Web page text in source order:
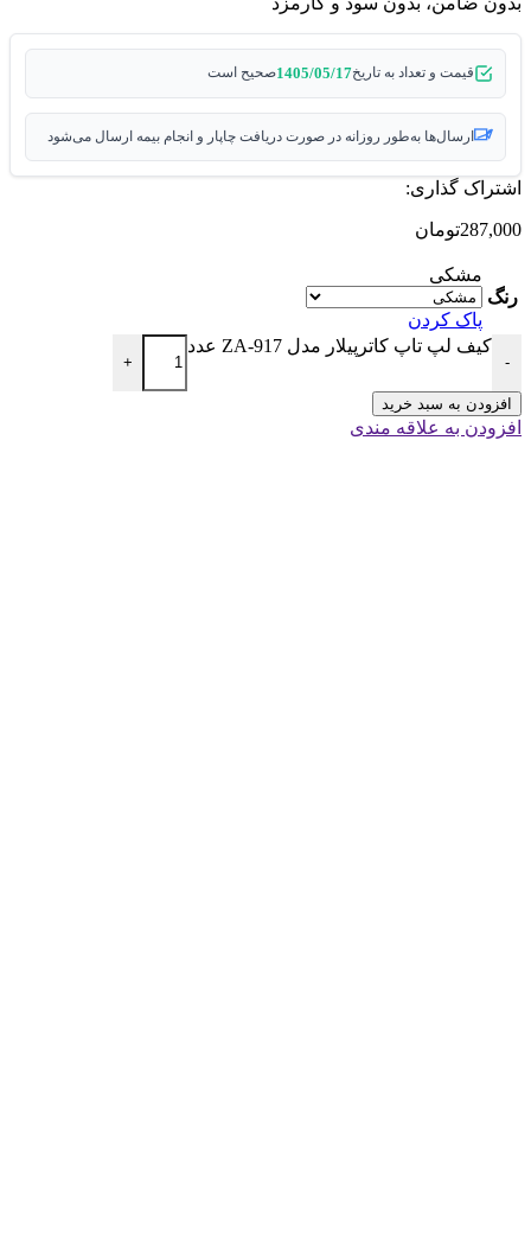
قیمت و تعداد به تاریخ1405/05/17صحیح است
ارسال‌ها به‌طور روزانه در صورت دریافت چاپار و انجام بیمه ارسال می‌شود
اشتراک گذاری:
287,000تومان
رنگ
مشکی
پاک کردن
-
کیف لپ تاپ کاترپیلار مدل ZA-917 عدد
+
افزودن به سبد خرید
افزودن به علاقه مندی